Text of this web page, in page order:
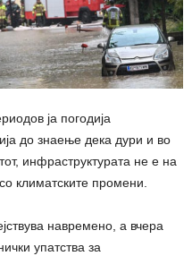
ја погодија
до знаење дека дури и во
инфраструктурата не е на
климатските промени.
навремено, а вчера
упатства за